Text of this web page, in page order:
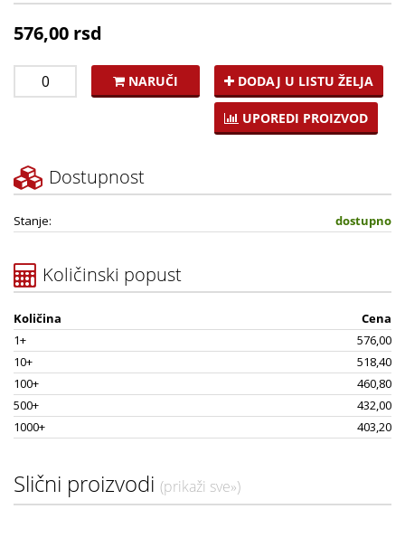
576,00 rsd
NARUČI DODAJ U LISTU ŽELJA
UPOREDI PROIZVOD
Dostupnost
Stanje: dostupno
Količinski popust
Količina
Cena
1+
576,00
10+
518,40
100+
460,80
500+
432,00
1000+
403,20
Slični proizvodi (prikaži sve»)